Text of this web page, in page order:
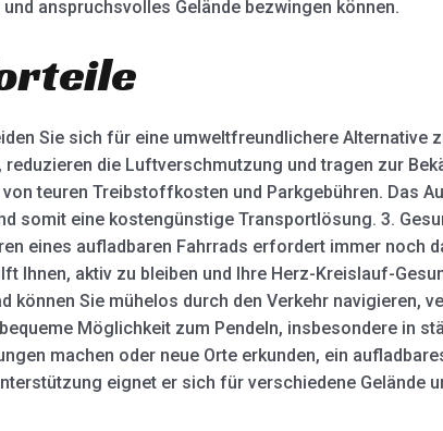
anspruchsvolles Gelände bezwingen können.
Sie sich für eine umweltfreundlichere Alternative
die Luftverschmutzung und tragen zur
teuren Treibstoffkosten und Parkgebühren. Das
somit eine kostengünstige Transportlösung. 3.
eines aufladbaren Fahrrads erfordert immer noch
Ihnen, aktiv zu bleiben und Ihre Herz-Kreislauf-
können Sie mühelos durch den Verkehr navigieren,
Möglichkeit zum Pendeln, insbesondere in
machen oder neue Orte erkunden, ein
eignet er sich für verschiedene Gelände